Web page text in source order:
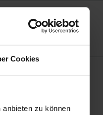
Cookies
zu können
des Geistes
978-3-495-99401-6
checkout.